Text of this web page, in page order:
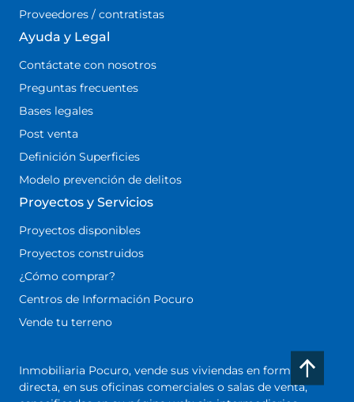
Proveedores / contratistas
Ayuda y Legal
Contáctate con nosotros
Preguntas frecuentes
Bases legales
Post venta
Definición Superficies
Modelo prevención de delitos
Proyectos y Servicios
Proyectos disponibles
Proyectos construidos
¿Cómo comprar?
Centros de Información Pocuro
Vende tu terreno
Inmobiliaria Pocuro, vende sus viviendas en forma
directa, en sus oficinas comerciales o salas de venta,